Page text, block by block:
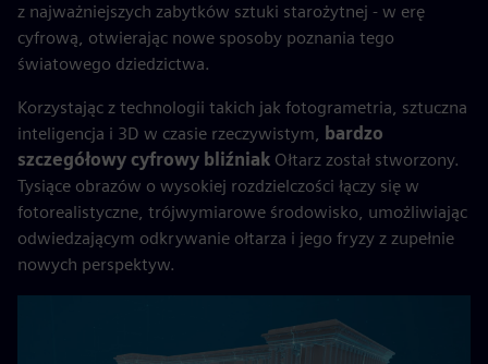
z najważniejszych zabytków sztuki starożytnej - w erę
cyfrową, otwierając nowe sposoby poznania tego
światowego dziedzictwa.
Korzystając z technologii takich jak fotogrametria, sztuczna
inteligencja i 3D w czasie rzeczywistym, bardzo
szczegółowy cyfrowy bliźniak Ołtarz został stworzony.
Tysiące obrazów o wysokiej rozdzielczości łączy się w
fotorealistyczne, trójwymiarowe środowisko, umożliwiając
odwiedzającym odkrywanie ołtarza i jego fryzy z zupełnie
nowych perspektyw.